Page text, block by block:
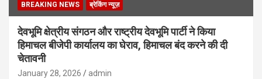
BREAKING NEWS ब्रेकिंग न्यूज़
देवभूमि क्षेत्रीय संगठन और राष्ट्रीय देवभूमि पार्टी ने किया
हिमाचल बीजेपी कार्यालय का घेराव, हिमाचल बंद करने की दी
चेतावनी
January 28, 2026 admin